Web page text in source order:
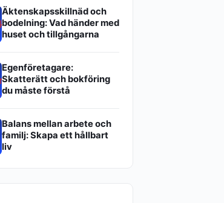
Äktenskapsskillnäd och
bodelning: Vad händer med
huset och tillgångarna
Egenföretagare:
Skatterätt och bokföring
du måste förstå
Balans mellan arbete och
familj: Skapa ett hållbart
liv